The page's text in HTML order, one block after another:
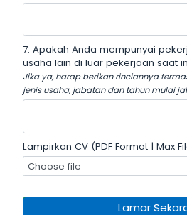
7. Apakah Anda mempunyai
usaha lain di luar pekerjaan saat
Jika ya, harap berikan rinciannya
jenis usaha, jabatan dan tahun mulai
Lampirkan CV (PDF Format | Max
Choose file
Lamar